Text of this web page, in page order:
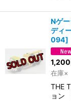
Nゲ
ディ
094]
1,200
在庫×
THE
ョン